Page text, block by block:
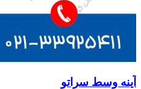
آینه وسط سراتو